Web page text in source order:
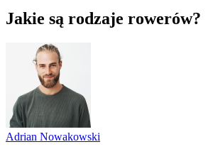
Jakie są rodzaje rowerów?
Adrian Nowakowski